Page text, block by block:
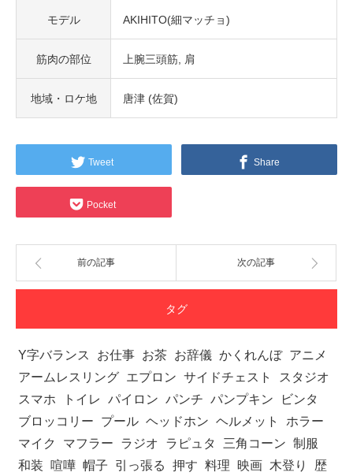
モデル AKIHITO(細マッチョ)
筋肉の部位 上腕三頭筋 肩
地域・ロケ地 唐津 (佐賀)
Tweet Share
Pocket
前の記事 次の記事
タグ
Y字バランス お仕事 お茶 お辞儀 かくれんぼ アニメ
アームレスリング エプロン サイドチェスト
スタジオ
スマホ
トイレ パイロン パンチ パンプキン
ビンタ
ブロッコリー
プール ヘッドホン ヘルメット
ホラー
マイク
マフラー ラジオ ラピュタ 三角コーン 制服
和装
喧嘩 帽子 引っ張る 押す 料理 映画 木登り
歴